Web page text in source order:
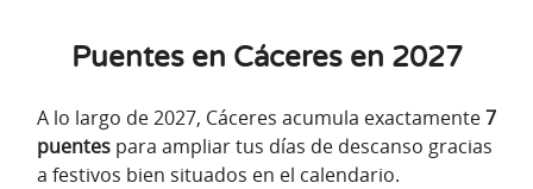
Puentes en Cáceres en 2027
A lo largo de 2027, Cáceres acumula exactamente7
puentes para ampliar tus días de descanso gracias
a festivos bien situados en el calendario.